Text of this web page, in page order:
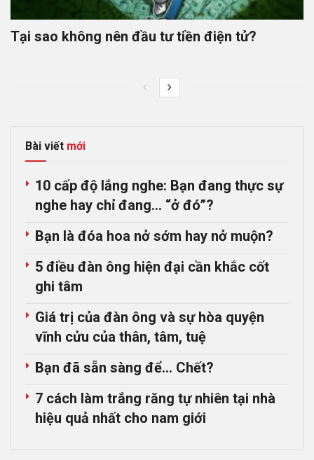
Tại sao không nên đầu tư tiền điện tử?
Bài viết mới
10 cấp độ lắng nghe: Bạn đang thực sự
nghe hay chỉ đang… “ở đó”?
Bạn là đóa hoa nở sớm hay nở muộn?
5 điều đàn ông hiện đại cần khắc cốt
ghi tâm
Giá trị của đàn ông và sự hòa quyện
vĩnh cửu của thân, tâm, tuệ
Bạn đã sẵn sàng để… Chết?
7 cách làm trắng răng tự nhiên tại nhà
hiệu quả nhất cho nam giới